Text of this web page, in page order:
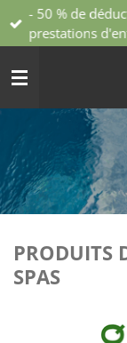
Passer
principal
- 50 % de
prestations
PRODUITS
SPAS